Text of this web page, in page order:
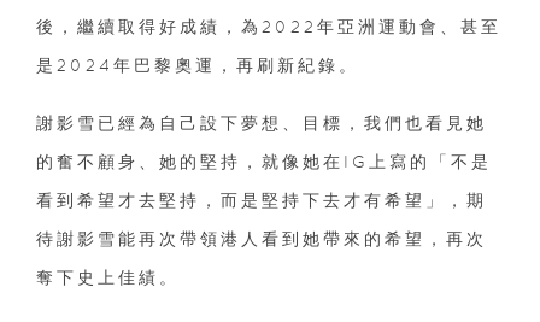
後，繼續取得好成績，為2022年亞洲運動會、甚至
是2024年巴黎奧運，再刷新紀錄。
謝影雪已經為自己設下夢想、目標，我們也看見她
的奮不顧身、她的堅持，就像她在IG上寫的「不是
看到希望才去堅持，而是堅持下去才有希望」，期
待謝影雪能再次帶領港人看到她帶來的希望，再次
奪下史上佳績。